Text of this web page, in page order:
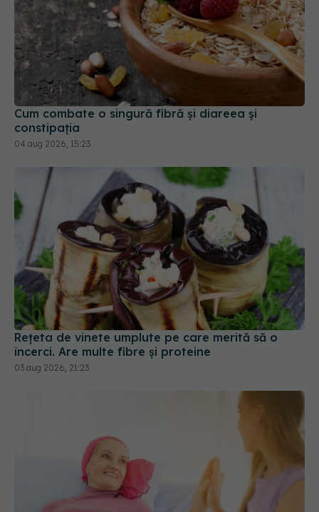
Cum combate o singură fibră și diareea și
constipația
04 aug 2026, 15:23
Rețeta de vinete umplute pe care merită să o
încerci. Are multe fibre și proteine
03 aug 2026, 21:23